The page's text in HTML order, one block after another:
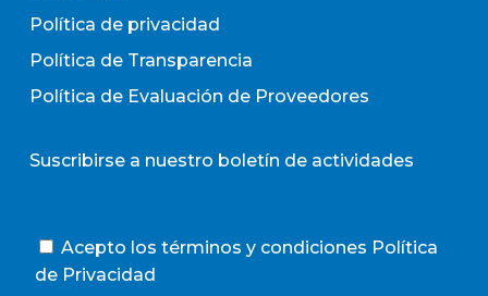
Política de privacidad
Política de Transparencia
Política de Evaluación de Proveedores
Suscribirse a nuestro boletín de actividades
Acepto los términos y condiciones Política
de Privacidad